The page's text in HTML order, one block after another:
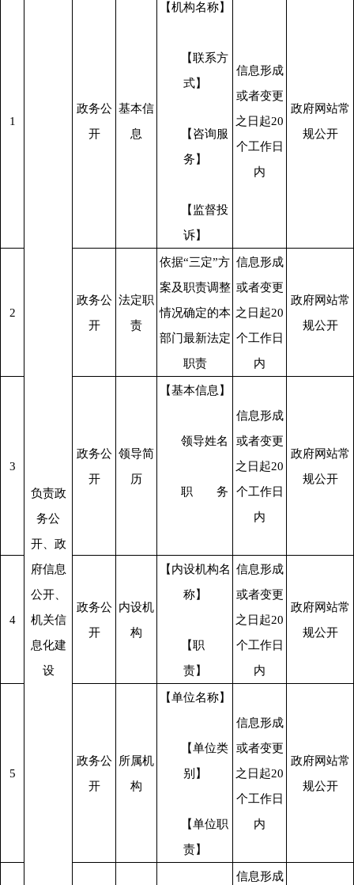
1
负责政
务公
开、政
府信息
公开、
机关信
息化建
设
政务公
开
基本信
息
【机构名称】
式】
务】
诉】
信息形成
或者变更
之日起20
个工作日
内
政府网站常
规公开
2
政务公
开
法定职
责
依据“三定”方
案及职责调整
情况确定的本
部门最新法定
职责
信息形成
或者变更
之日起20
个工作日
内
政府网站常
规公开
3
政务公
开
领导简
历
【基本信息】
      领导姓名
      职　　务
信息形成
或者变更
之日起20
个工作日
内
政府网站常
规公开
4
政务公
开
内设机
构
【内设机构名
称】
责】
信息形成
或者变更
之日起20
个工作日
内
政府网站常
规公开
5
政务公
开
所属机
构
【单位名称】
别】
责】
信息形成
或者变更
之日起20
个工作日
内
政府网站常
规公开
信息形成